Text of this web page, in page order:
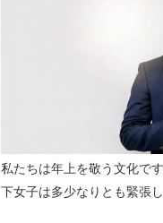
私たちは年上を敬う文化で
下女子は多少なりとも緊張